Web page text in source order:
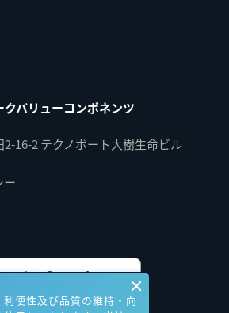
バリューコンポネンツ
16-2 テクノポート大樹生命ビル
ー
便性及び品質の維持・向